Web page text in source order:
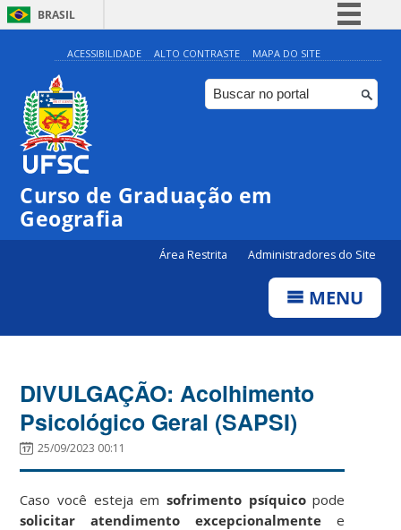
BRASIL
Simplifique!
Comunica BR
Participe
Canais
ACESSIBILIDADE ALTO CONTRASTE MAPA DO SITE
Curso de Graduação em
Geografia
Área Restrita Administradores do Site
MENU
DIVULGAÇÃO: Acolhimento
Psicológico Geral (SAPSI)
25/09/2023 00:11
Caso você esteja em sofrimento psíquicopode
solicitar atendimento excepcionalmente e